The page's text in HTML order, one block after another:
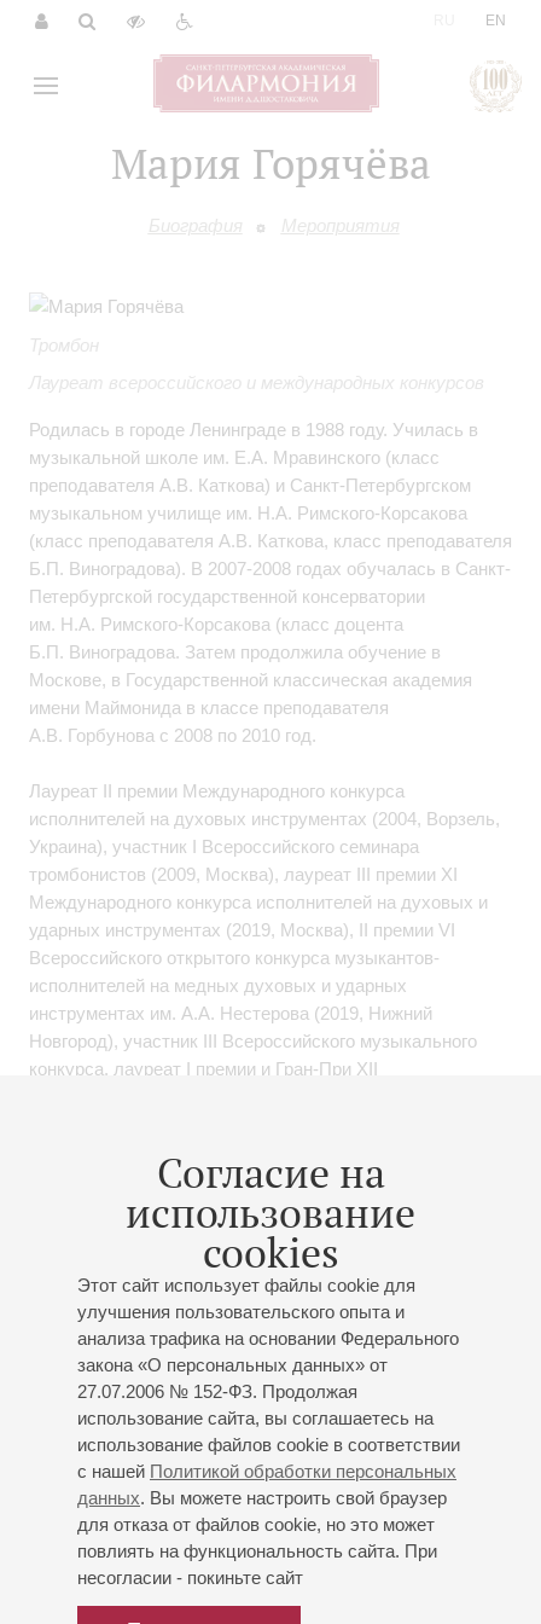
EN
Мария Горячёва
Биография Мероприятия
Согласие на
использование
cookies
Этот сайт использует файлы cookie для
улучшения пользовательского опыта и
анализа трафика на основании Федерального
закона «О персональных данных» от
27.07.2006 № 152-ФЗ. Продолжая
использование сайта, вы соглашаетесь на
использование файлов cookie в соответствии
с нашей Политикой обработки персональных
данных. Вы можете настроить свой браузер
для отказа от файлов cookie, но это может
повлиять на функциональность сайта. При
несогласии - покиньте сайт
Тромбон
Лауреат всероссийского и международных конкурсов
Родилась в городе Ленинграде в 1988 году. Училась в
музыкальной школе им. Е.А. Мравинского (класс
преподавателя А.В. Каткова) и Санкт-Петербургском
музыкальном училище им. Н.А. Римского-Корсакова
(класс преподавателя А.В. Каткова, класс преподавателя
Б.П. Виноградова). В 2007-2008 годах обучалась в Санкт-
Петербургской государственной консерватории
им. Н.А. Римского-Корсакова (класс доцента
Б.П. Виноградова. Затем продолжила обучение в
Москове, в Государственной классическая академия
имени Маймонида в классе преподавателя
А.В. Горбунова с 2008 по 2010 год.
Лауреат II премии Международного конкурса
исполнителей на духовых инструментах (2004, Ворзель,
Украина), участник I Всероссийского семинара
тромбонистов (2009, Москва), лауреат III премии XI
Международного конкурса исполнителей на духовых и
ударных инструментах (2019, Москва), II премии VI
Всероссийского открытого конкурса музыкантов-
исполнителей на медных духовых и ударных
инструментах им. А.А. Нестерова (2019, Нижний
Новгород), участник III Всероссийского музыкального
конкурса, лауреат I премии и Гран-При XII
инструментов в Детская школе искусств
им. Д.С. Бортнянского, также вела классы тромбона и
тенора в Санкт-Петербургском Городском дворце
творчества юных, а позднее – в Пансионе воспитанниц
Министерства обороны.
Выступала как солист с Адмиралтейским оркестром
Ленинградской военно-морской базы (дирижер –
Валентин Лященко), с Санкт-Петербургским
государственным академическим симфоническим
оркестром под руководством Александра Титова
(дирижер – Елена Бойко).
С 2020 по 2021 год работала артистом Симфонического
оркестра Санкт-Петербурга, художественный